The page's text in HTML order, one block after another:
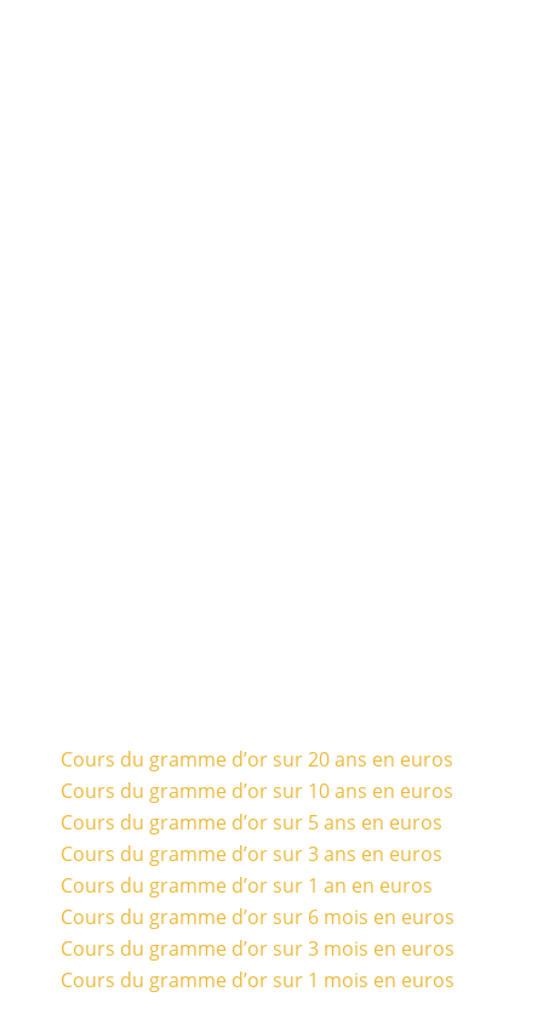
Cours du gramme d’or sur 20 ans en euros
Cours du gramme d’or sur 10 ans en euros
Cours du gramme d’or sur 5 ans en euros
Cours du gramme d’or sur 3 ans en euros
Cours du gramme d’or sur 1 an en euros
Cours du gramme d’or sur 6 mois en euros
Cours du gramme d’or sur 3 mois en euros
Cours du gramme d’or sur 1 mois en euros